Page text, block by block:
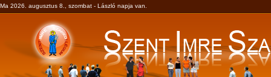
Ma 2026. augusztus 8., szombat - László napja van.